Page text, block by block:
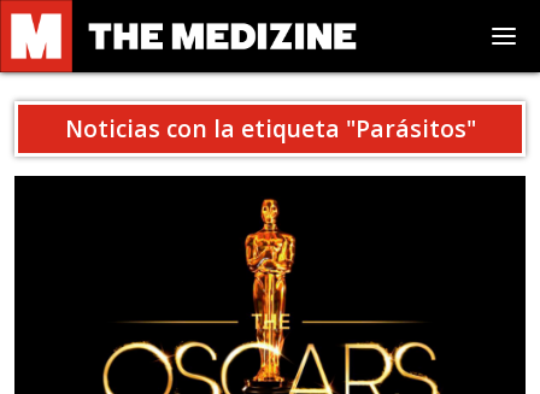
Noticias con la etiqueta "Parásitos"